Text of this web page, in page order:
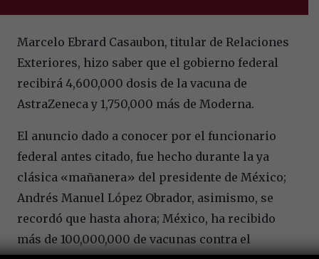
Marcelo Ebrard Casaubon, titular de Relaciones
Exteriores, hizo saber que el gobierno federal
recibirá 4,600,000 dosis de la vacuna de
AstraZeneca y 1,750,000 más de Moderna.
El anuncio dado a conocer por el funcionario
federal antes citado, fue hecho durante la ya
clásica «mañanera» del presidente de México;
Andrés Manuel López Obrador, asimismo, se
recordó que hasta ahora; México, ha recibido
más de 100,000,000 de vacunas contra el